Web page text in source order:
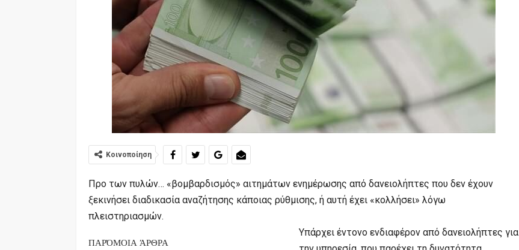
Κοινοποίηση
Προ των πυλών… «βομβαρδισμός» αιτημάτων ενημέρωσης από δανειολήπτες που δεν έχουν
ξεκινήσει διαδικασία αναζήτησης κάποιας ρύθμισης, ή αυτή έχει «κολλήσει» λόγω
πλειστηριασμών.
ΠΑΡΌΜΟΙΑ ΆΡΘΡΑ
Υπάρχει έντονο ενδιαφέρον από δανειολήπτες για